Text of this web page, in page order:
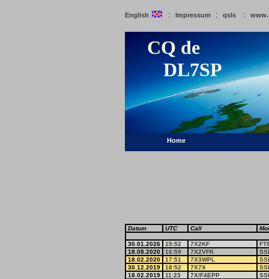
English : Impressum : qsls :
CQ de
DL7SP
Home
Datum UTC Call
30.01.2026 15:52 7X2KF
18.08.2020
16:59 7X2VFK
18.02.2020
17:51 7X3WPL
30.12.2019
18:52 7X7X
18.02.2019
11:23 7X/F4EPP